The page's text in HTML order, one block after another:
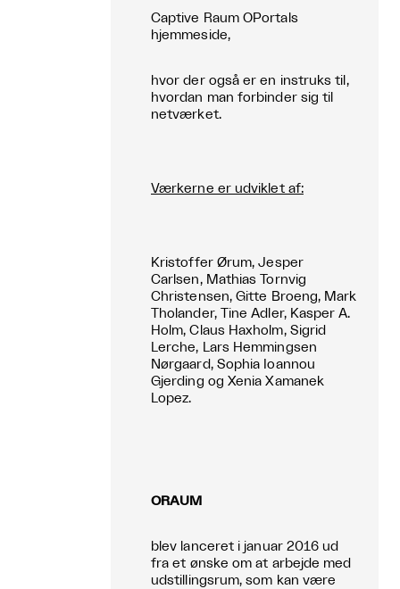
Captive Raum OPortals
hjemmeside,
hvor der også er en instruks til,
hvordan man forbinder sig til
netværket.
Værkerne er udviklet af:
Kristoffer Ørum, Jesper
Carlsen, Mathias Tornvig
Christensen, Gitte Broeng, Mark
Tholander, Tine Adler, Kasper A.
Holm, Claus Haxholm, Sigrid
Lerche, Lars Hemmingsen
Nørgaard, Sophia Ioannou
Gjerding og Xenia Xamanek
Lopez.
ORAUM
blev lanceret i januar 2016 ud
fra et ønske om at arbejde med
udstillingsrum, som kan være